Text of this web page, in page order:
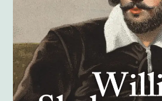
Anglisht
Ditarë